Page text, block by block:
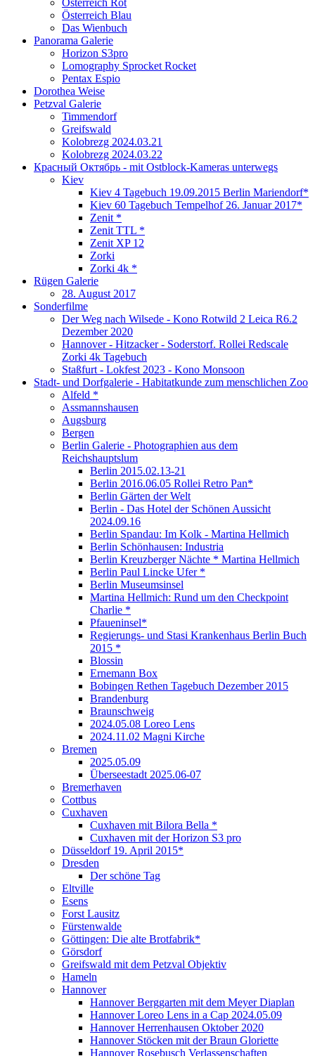
Österreich Rot
Österreich Blau
Das Wienbuch
Panorama Galerie
Horizon S3pro
Lomography Sprocket Rocket
Pentax Espio
Dorothea Weise
Petzval Galerie
Timmendorf
Greifswald
Kolobrezg 2024.03.21
Kolobrezg 2024.03.22
Красный Октябрь - mit Ostblock-Kameras unterwegs
Kiev
Kiev 4 Tagebuch 19.09.2015 Berlin Mariendorf*
Kiev 60 Tagebuch Tempelhof 26. Januar 2017*
Zenit *
Zenit TTL *
Zenit XP 12
Zorki
Zorki 4k *
Rügen Galerie
28. August 2017
Sonderfilme
Der Weg nach Wilsede - Kono Rotwild 2 Leica R6.2
Dezember 2020
Hannover - Hitzacker - Soderstorf. Rollei Redscale
Zorki 4k Tagebuch
Staßfurt - Lokfest 2023 - Kono Monsoon
Stadt- und Dorfgalerie - Habitatkunde zum menschlichen Zoo
Alfeld *
Assmannshausen
Augsburg
Bergen
Berlin Galerie - Photographien aus dem
Reichshauptslum
Berlin 2015.02.13-21
Berlin 2016.06.05 Rollei Retro Pan*
Berlin Gärten der Welt
Berlin - Das Hotel der Schönen Aussicht
2024.09.16
Berlin Spandau: Im Kolk - Martina Hellmich
Berlin Schönhausen: Industria
Berlin Kreuzberger Nächte * Martina Hellmich
Berlin Paul Lincke Ufer *
Berlin Museumsinsel
Martina Hellmich: Rund um den Checkpoint
Charlie *
Pfaueninsel*
Regierungs- und Stasi Krankenhaus Berlin Buch
2015 *
Blossin
Ernemann Box
Bobingen Rethen Tagebuch Dezember 2015
Brandenburg
Braunschweig
2024.05.08 Loreo Lens
2024.11.02 Magni Kirche
Bremen
2025.05.09
Überseestadt 2025.06-07
Bremerhaven
Cottbus
Cuxhaven
Cuxhaven mit Bilora Bella *
Cuxhaven mit der Horizon S3 pro
Düsseldorf 19. April 2015*
Dresden
Der schöne Tag
Eltville
Esens
Forst Lausitz
Fürstenwalde
Göttingen: Die alte Brotfabrik*
Görsdorf
Greifswald mit dem Petzval Objektiv
Hameln
Hannover
Hannover Berggarten mit dem Meyer Diaplan
Hannover Loreo Lens in a Cap 2024.05.09
Hannover Herrenhausen Oktober 2020
Hannover Stöcken mit der Braun Gloriette
Hannover Rosebusch Verlassenschaften